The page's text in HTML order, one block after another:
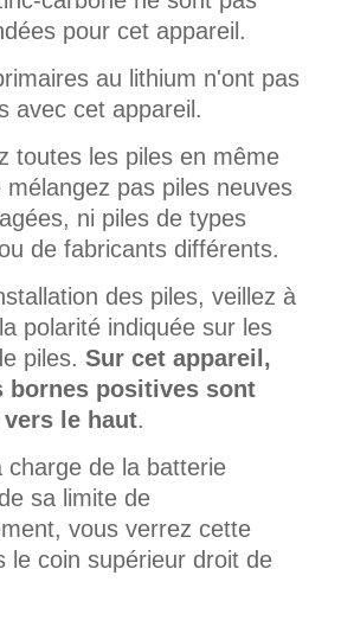
pour cet appareil.
au lithium n'ont pas
avec cet appareil.
toutes les piles en même
pas piles neuves
ni piles de types
de fabricants différents.
des piles, veillez à
polarité indiquée sur les
piles. Sur cet appareil,
bornes positives sont
le haut.
charge de la batterie
sa limite de
vous verrez cette
le coin supérieur droit de